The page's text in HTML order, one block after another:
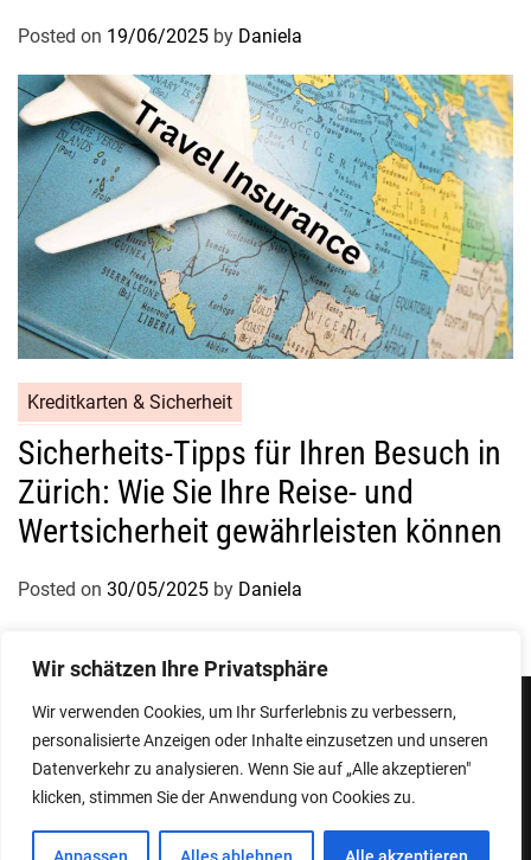
Wir schätzen Ihre Privatsphäre
Wir verwenden Cookies, um Ihr Surferlebnis zu verbessern,
personalisierte Anzeigen oder Inhalte einzusetzen und unseren
Datenverkehr zu analysieren. Wenn Sie auf „Alle akzeptieren"
klicken, stimmen Sie der Anwendung von Cookies zu.
Posted on 19/06/2025 by Daniela
Kreditkarten & Sicherheit
Sicherheits-Tipps für Ihren Besuch in
Zürich: Wie Sie Ihre Reise- und
Wertsicherheit gewährleisten können
Posted on 30/05/2025 by Daniela
Designed & Developed by ThemeinWP Team
ImpressumDatenschutzerklärung